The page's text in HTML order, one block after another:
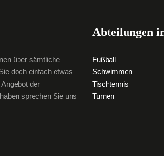
über sämtliche
doch einfach etwas
der
sprechen Sie uns
Abteilungen
Fußball
Schwimmen
Tischtennis
Turnen